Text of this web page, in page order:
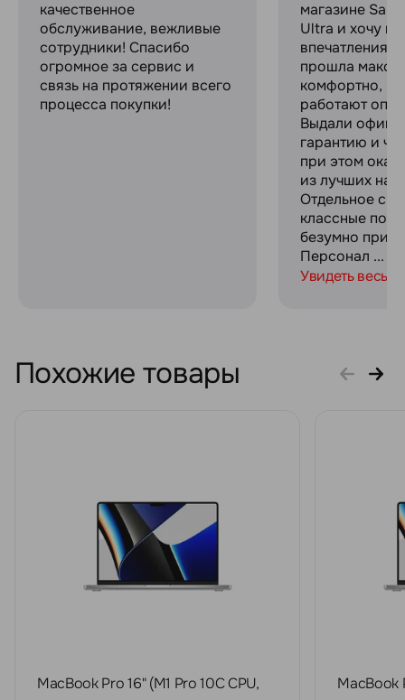
качественное
обслуживание, вежливые
сотрудники! Спасибо
огромное за сервис и
связь на протяжении всего
процесса покупки!
магазине
Ultra и хочу
прошла
комфортно,
работают
Выдали
гарантию и
при этом
из лучших на
Отдельное
классные
безумно
Персонал ...
Увидеть весь
Похожие товары
MacBook Pro 16" (M1 Pro 10C CPU,
MacBook